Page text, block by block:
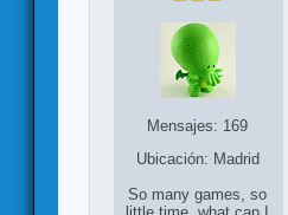
Mensajes: 169
Ubicación: Madrid
So many games, so